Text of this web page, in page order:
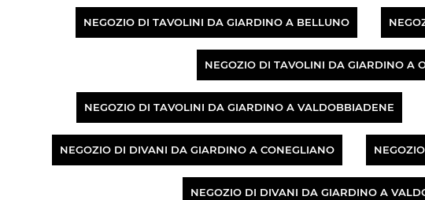
NEGOZIO DI TAVOLINI DA GIARDINO A BELLUNO
NEGOZIO DI TAVOLINI DA GIARDINO A
NEGOZIO DI TAVOLINI DA GIARDINO A VALDOBBIADENE
NEGOZIO DI DIVANI DA GIARDINO A CONEGLIANO
NEGOZIO DI DIVANI DA GIARDINO A